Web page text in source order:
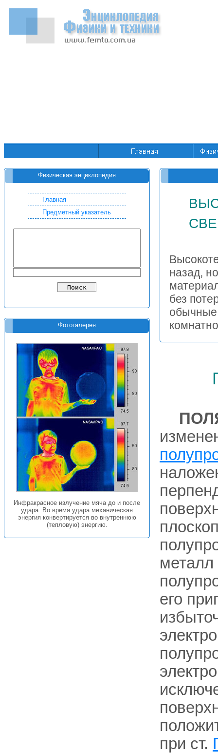
Физическая энциклопедия
Главная
Предметный указатель
Фотогалерея
Инфракрасное излучение мяча до и после
удара. Во время удара механическая
энергия конвертируется во внутреннюю
(тепловую) энергию.
назад,
без
обычные
металл
его
при ст.